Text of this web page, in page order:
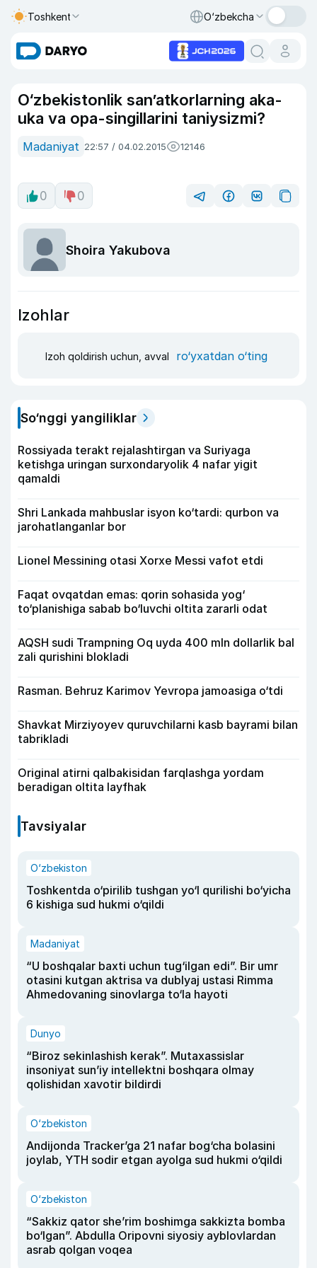
Toshkent O‘zbekcha
O‘zbekistonlik san’atkorlarning aka-
uka va opa-singillarini taniysizmi?
Madaniyat 22:57 / 04.02.2015 12146
0 0
Shoira Yakubova
Izohlar
Izoh qoldirish uchun, avval ro‘yxatdan o‘ting
So‘nggi yangiliklar
Rossiyada terakt rejalashtirgan va Suriyaga
ketishga uringan surxondaryolik 4 nafar yigit
qamaldi
Shri Lankada mahbuslar isyon ko‘tardi: qurbon va
jarohatlanganlar bor
Lionel Messining otasi Xorxe Messi vafot etdi
Faqat ovqatdan emas: qorin sohasida yog‘
to‘planishiga sabab bo‘luvchi oltita zararli odat
AQSH sudi Trampning Oq uyda 400 mln dollarlik bal
zali qurishini blokladi
Rasman. Behruz Karimov Yevropa jamoasiga o‘tdi
Shavkat Mirziyoyev quruvchilarni kasb bayrami bilan
tabrikladi
Original atirni qalbakisidan farqlashga yordam
beradigan oltita layfhak
Tavsiyalar
O‘zbekiston
Toshkentda o‘pirilib tushgan yo‘l qurilishi bo‘yicha
6 kishiga sud hukmi o‘qildi
Madaniyat
“U boshqalar baxti uchun tug‘ilgan edi”. Bir umr
otasini kutgan aktrisa va dublyaj ustasi Rimma
Ahmedovaning sinovlarga to‘la hayoti
Dunyo
“Biroz sekinlashish kerak”. Mutaxassislar
insoniyat sun’iy intellektni boshqara olmay
qolishidan xavotir bildirdi
O‘zbekiston
Andijonda Tracker’ga 21 nafar bog‘cha bolasini
joylab, YTH sodir etgan ayolga sud hukmi o‘qildi
O‘zbekiston
“Sakkiz qator she’rim boshimga sakkizta bomba
bo‘lgan”. Abdulla Oripovni siyosiy ayblovlardan
asrab qolgan voqea